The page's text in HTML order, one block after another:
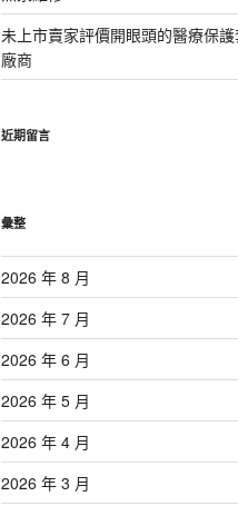
未上市賣家評價開眼頭的醫療保
廠商
近期留言
彙整
2026 年 8 月
2026 年 7 月
2026 年 6 月
2026 年 5 月
2026 年 4 月
2026 年 3 月